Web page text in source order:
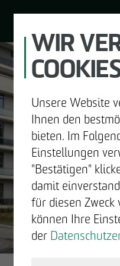
UNTERNEHMEN
ENTWICKELN
BAUEN
GUTE
WIR
Unsere Website
Ihnen den
bieten. Im
Einstellungen
"Bestätigen"
damit
für diesen Zweck
können Ihre
der